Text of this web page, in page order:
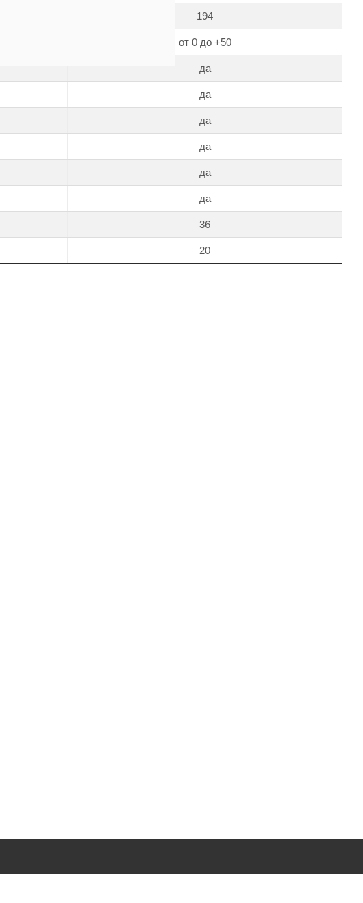
194
от 0 до +50
да
да
да
да
да
да
36
20